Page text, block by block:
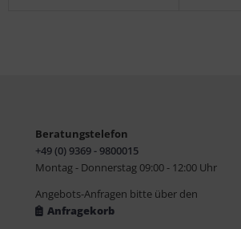
Beratungstelefon
+49 (0) 9369 - 9800015
Montag - Donnerstag 09:00 - 12:00 Uhr
Angebots-Anfragen bitte über den
Anfragekorb